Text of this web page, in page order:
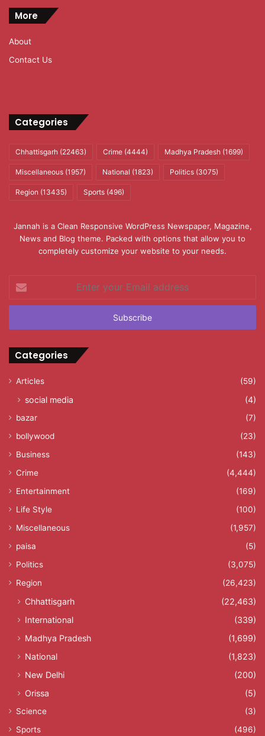
More
About
Contact Us
Categories
Chhattisgarh (22463) Crime (4444) Madhya Pradesh (1699)
Miscellaneous (1957) National (1823) Politics (3075)
Region (13435) Sports (496)
Jannah is a Clean Responsive WordPress Newspaper, Magazine,
News and Blog theme. Packed with options that allow you to
completely customize your website to your needs.
your
Email
Categories
Articles (59)
social media (4)
bazar
(7)
bollywood
(23)
Business
(143)
Crime
(4,444)
Entertainment
(169)
Life Style
(100)
Miscellaneous
(1,957)
paisa
(5)
Politics
(3,075)
Region
(26,423)
Chhattisgarh
(22,463)
International
(339)
Madhya Pradesh
(1,699)
National
(1,823)
New Delhi
(200)
Orissa
(5)
Science
(3)
Sports
(496)